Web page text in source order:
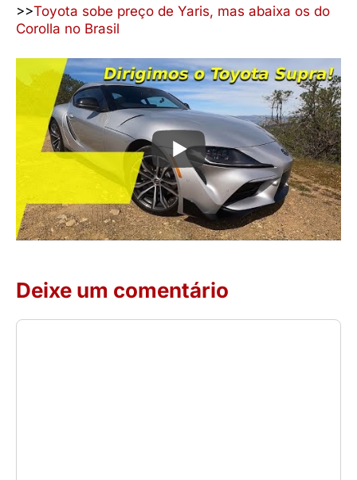
>>Toyota sobe preço de Yaris, mas abaixa os do
Corolla no Brasil
Deixe um comentário
Comentário